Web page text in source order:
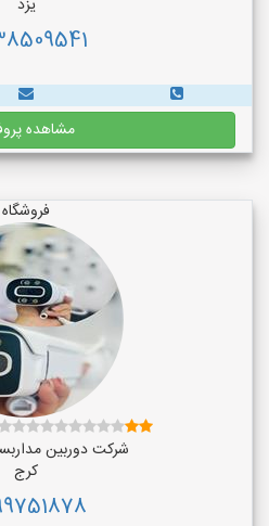
یزد
مشاهده
فروشگاه
شرکت دوربین
کرج